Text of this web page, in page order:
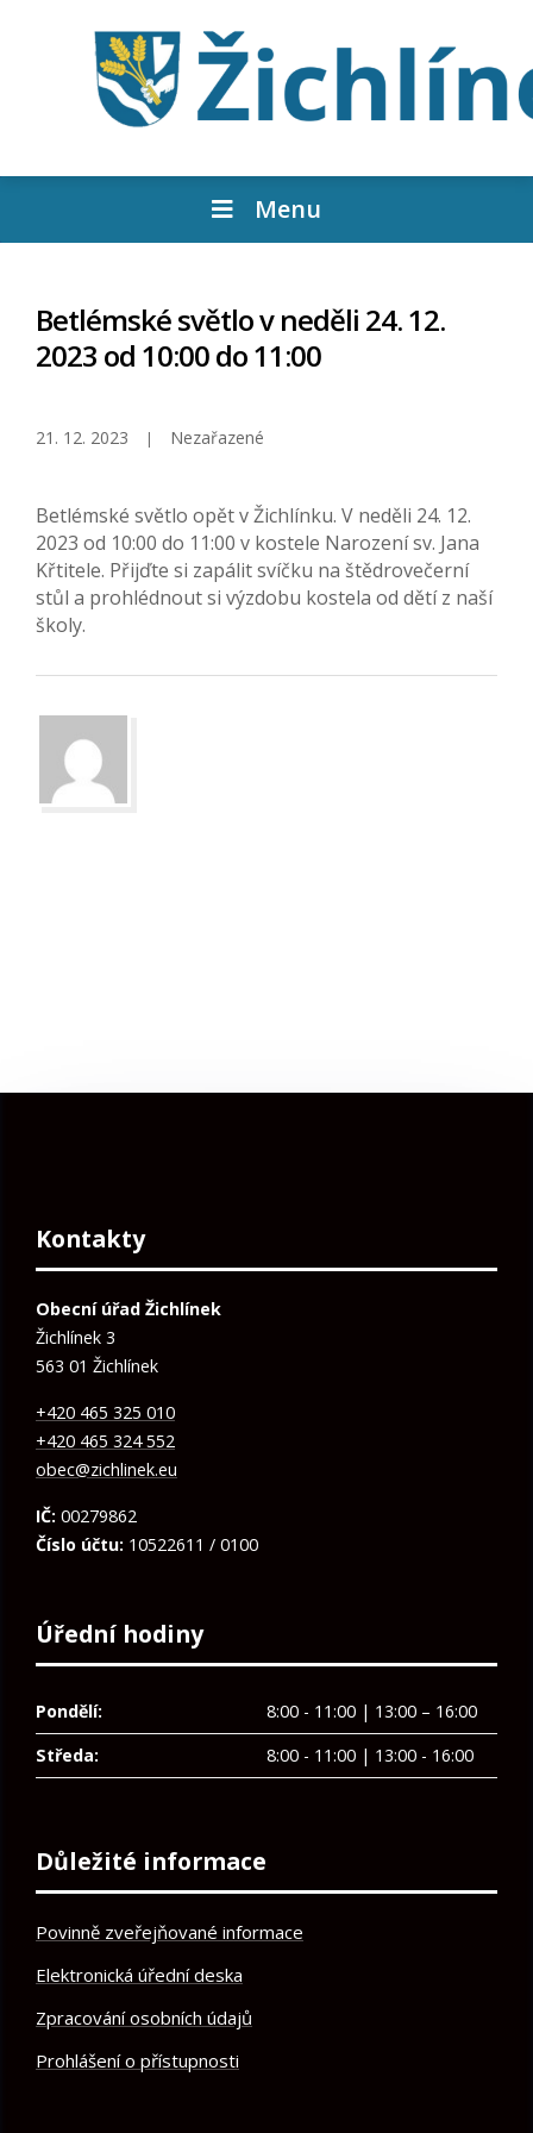
Menu
Betlémské světlo v neděli 24. 12.
2023 od 10:00 do 11:00
21. 12. 2023 Nezařazené
Betlémské světlo opět v Žichlínku. V neděli 24. 12.
2023 od 10:00 do 11:00 v kostele Narození sv. Jana
Křtitele. Přijďte si zapálit svíčku na štědrovečerní
stůl a prohlédnout si výzdobu kostela od dětí z naší
školy.
Kontakty
Obecní úřad Žichlínek
Žichlínek 3
563 01 Žichlínek
+420 465 325 010
+420 465 324 552
obec@zichlinek.eu
IČ: 00279862
Číslo účtu: 10522611 / 0100
Úřední hodiny
Pondělí:
8:00 - 11:00 | 13:00 – 16:00
Středa:
8:00 - 11:00 | 13:00 - 16:00
Důležité informace
Povinně zveřejňované informace
Elektronická úřední deska
Zpracování osobních údajů
Prohlášení o přístupnosti